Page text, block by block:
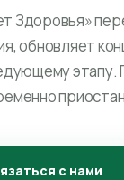
Здоровья»
обновляет
с нами